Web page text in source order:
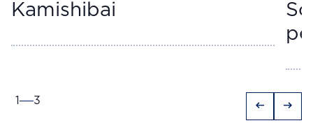
Kamishibai
1 3 arrow_left_alt arrow_right_alt